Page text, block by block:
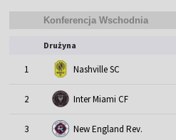
Drużyna
1 Nashville SC
2 Inter Miami CF
3 New England Rev.